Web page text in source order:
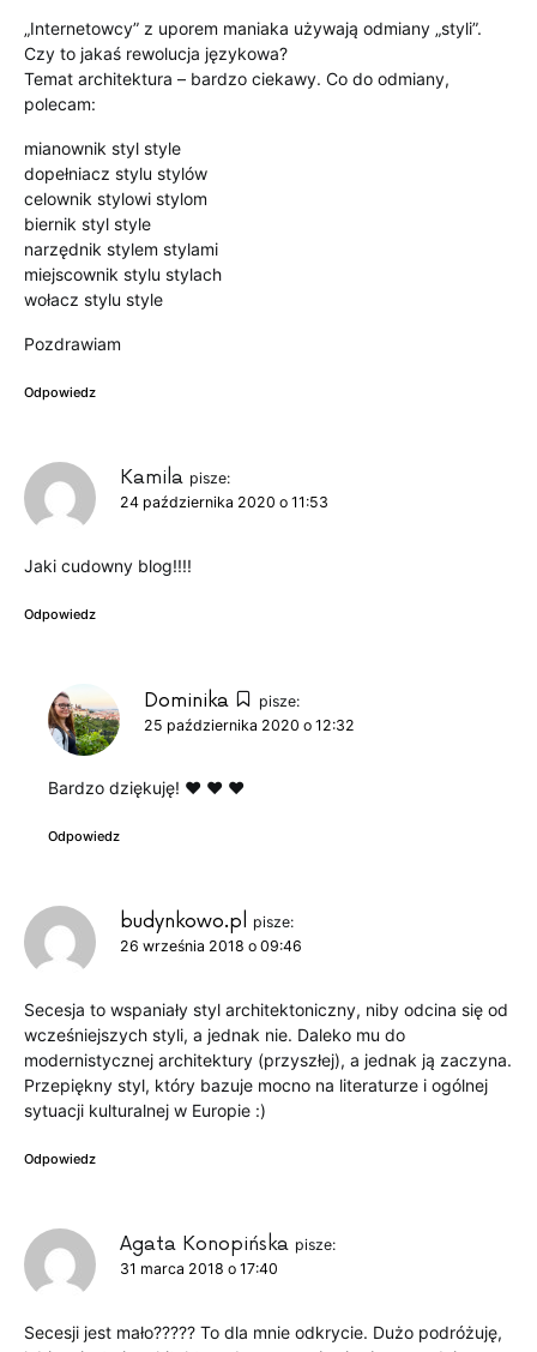
„Internetowcy” z uporem maniaka używają odmiany „styli”.
Czy to jakaś rewolucja językowa?
Temat architektura – bardzo ciekawy. Co do odmiany,
polecam:
mianownik styl style
dopełniacz stylu stylów
celownik stylowi stylom
biernik styl style
narzędnik stylem stylami
miejscownik stylu stylach
wołacz stylu style
Pozdrawiam
Odpowiedz
Kamila pisze:
24 października 2020 o 11:53
Jaki cudowny blog!!!!
Odpowiedz
Dominika
pisze:
25 października 2020 o 12:32
Bardzo dziękuję! ♥ ♥ ♥
Odpowiedz
budynkowo.pl pisze:
26 września 2018 o 09:46
Secesja to wspaniały styl architektoniczny, niby odcina się od
wcześniejszych styli, a jednak nie. Daleko mu do
modernistycznej architektury (przyszłej), a jednak ją zaczyna.
Przepiękny styl, który bazuje mocno na literaturze i ogólnej
sytuacji kulturalnej w Europie :)
Odpowiedz
Agata Konopińska pisze:
31 marca 2018 o 17:40
Secesji jest mało????? To dla mnie odkrycie. Dużo podróżuję,